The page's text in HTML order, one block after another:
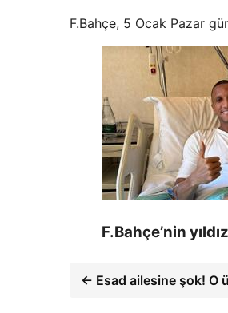
F.Bahçe, 5 Ocak Pazar
F.Bahçe’nin
← Esad ailesine şok! O